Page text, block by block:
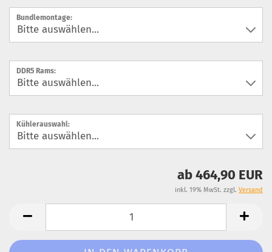
Bundlemontage:
DDR5 Rams:
Kühlerauswahl:
ab 464,90 EUR
inkl. 19% MwSt. zzgl. Versand